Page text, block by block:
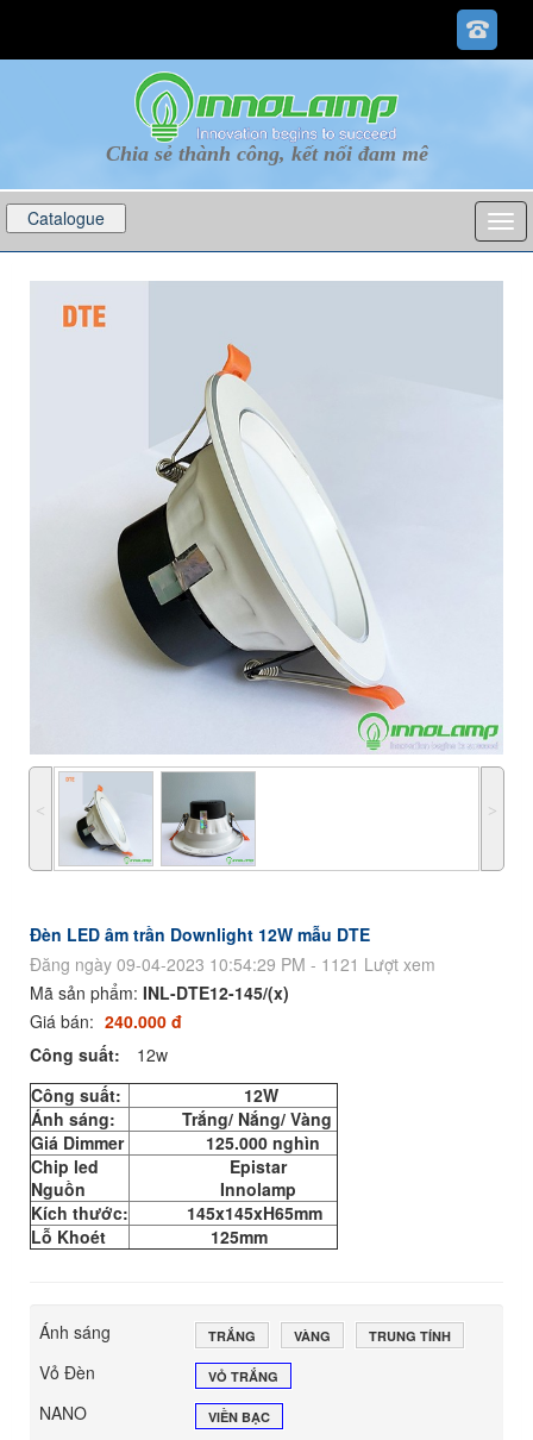
Chia sẻ thành công, kết nối đam mê
Catalogue p
˂ ˃
Đèn LED âm trần Downlight 12W mẫu DTE
Đăng ngày 09-04-2023 10:54:29 PM - 1121 Lượt xem
Mã sản phẩm: INL-DTE12-145/(x)
Giá bán: 240.000 đ
Công suất:
12w
Công suất:
12W
Ánh sáng:
Trắng/ Nắng/ Vàng
Giá Dimmer
125.000 nghìn
Chip led
Nguồn
Epistar
Innolamp
Kích thước: 145x145xH65mm
Lỗ Khoét
125mm
Ánh sáng TRẮNG VÀNG TRUNG TÍNH
Vỏ Đèn VỎ TRẮNG
NANO VIỀN BẠC